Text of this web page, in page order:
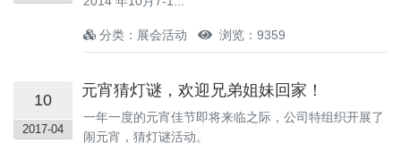
分类：展会活动 浏览：9359
10
2017-04
元宵猜灯谜，欢迎兄弟姐妹回家！
一年一度的元宵佳节即将来临之际，公司特组织开展了
闹元宵，猜灯谜活动。